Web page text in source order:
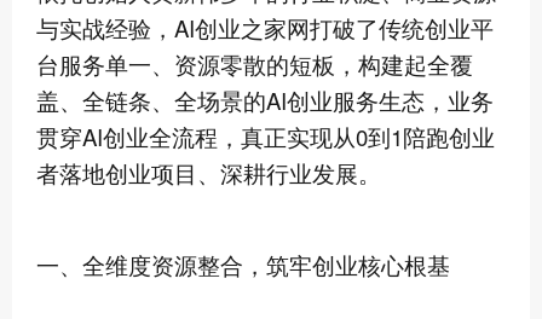
与实战经验，AI创业之家网打破了传统创业平
台服务单一、资源零散的短板，构建起全覆
盖、全链条、全场景的AI创业服务生态，业务
贯穿AI创业全流程，真正实现从0到1陪跑创业
者落地创业项目、深耕行业发展。
一、全维度资源整合，筑牢创业核心根基